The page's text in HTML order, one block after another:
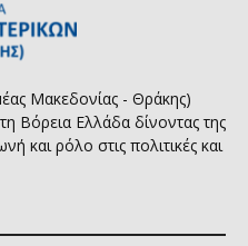
Μακεδονίας - Θράκης)
Βόρεια Ελλάδα δίνοντας της
και ρόλο στις πολιτικές και